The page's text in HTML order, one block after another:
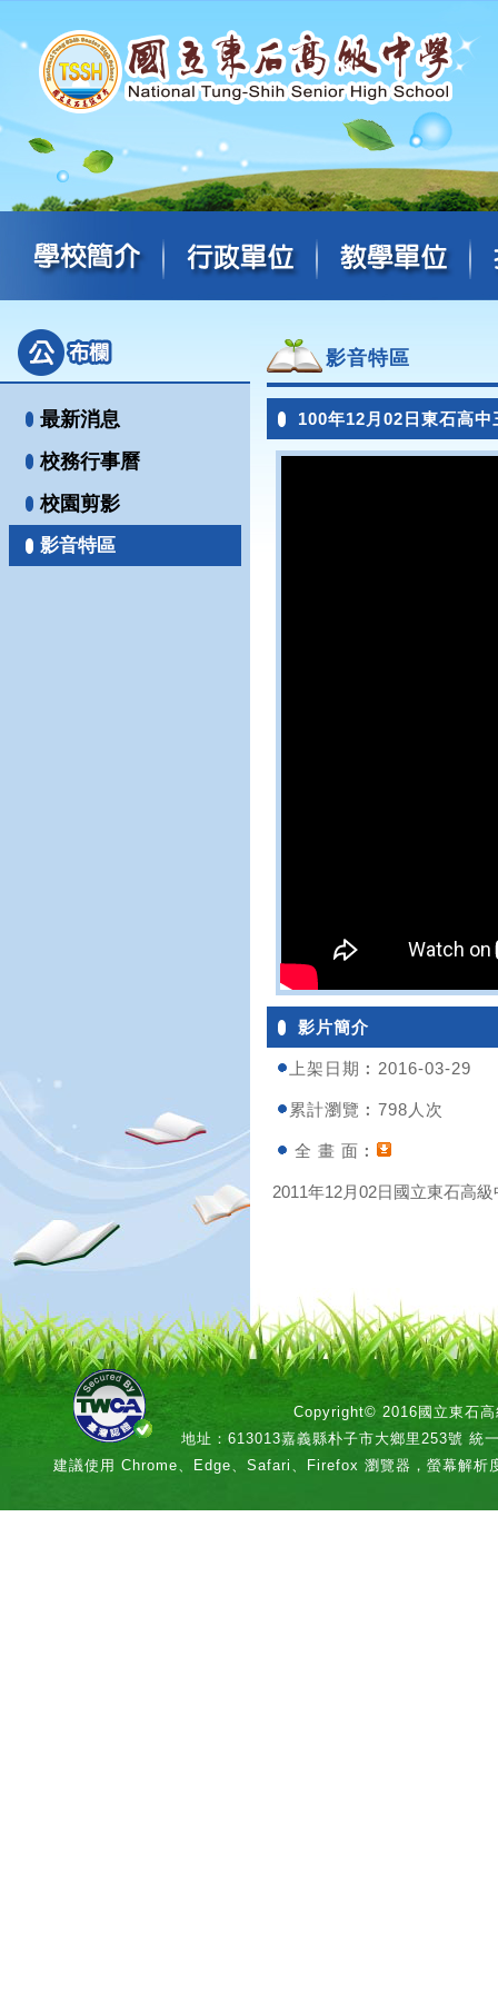
最新消息
校務行事曆
校園剪影
影音特區
影音特區
100年12月02日東石高中
影片簡介
上架日期︰2016-03-29
累計瀏覽︰798人次
全 畫 面︰
2011年12月02日國立東石高
Copyright© 2016國立東石高
地址：613013嘉義縣朴子市大鄉里253號 統
建議使用 Chrome、Edge、Safari、Firefox 瀏覽器，螢幕解